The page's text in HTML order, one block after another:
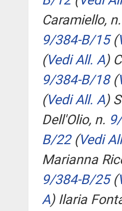
Caramiello, n.
9/384-B/15 (
(Vedi All. A)
9/384-B/18 (
(Vedi All. A)
Dell'Olio, n.
B/22 (Vedi
Marianna
9/384-B/25 (
A)Ilaria